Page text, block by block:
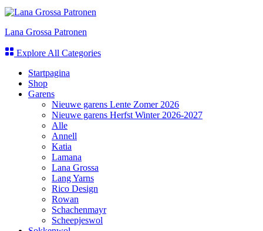
Lana Grossa Patronen
Explore All Categories
Startpagina
Shop
Garens
Nieuwe garens Lente Zomer 2026
Nieuwe garens Herfst Winter 2026-2027
Alle
Annell
Katia
Lamana
Lana Grossa
Lang Yarns
Rico Design
Rowan
Schachenmayr
Scheepjeswol